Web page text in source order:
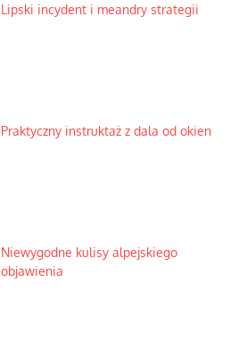
Lipski incydent i meandry strategii
Praktyczny instruktaż z dala od okien
Niewygodne kulisy alpejskiego
objawienia